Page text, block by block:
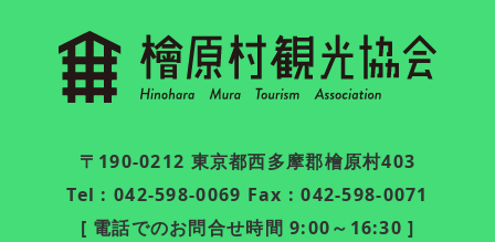
〒190-0212 東京都西多摩郡檜原村403
Tel : 042-598-0069 Fax : 042-598-0071
[ 電話でのお問合せ時間 9:00～16:30 ]